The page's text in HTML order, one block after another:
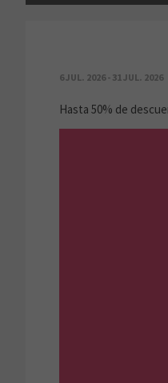
6 JUL. 2026 - 31 JUL. 2026
Hasta 50% de